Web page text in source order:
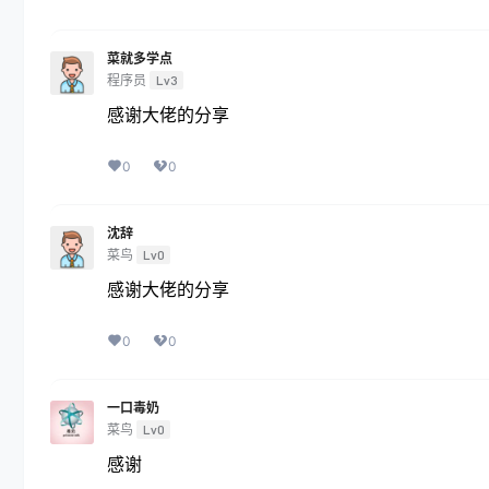
菜就多学点
程序员
Lv3
感谢大佬的分享
0 0
沈辞
菜鸟
Lv0
感谢大佬的分享
0 0
一口毒奶
菜鸟
Lv0
感谢